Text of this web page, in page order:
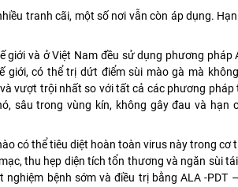
tranh cãi, một số nơi vẫn còn áp dụng.
và ở Việt Nam đều sử dụng phương pháp
giới, có thể trị dứt điểm sùi mào gà mà
vượt trội nhất so với tất cả các phương pháp
sâu trong vùng kín, không gây đau và hạn
có thể tiêu diệt hoàn toàn virus này trong cơ
thu hẹp diện tích tổn thương và ngăn sùi
bệnh sớm và điều trị bằng ALA -PDT